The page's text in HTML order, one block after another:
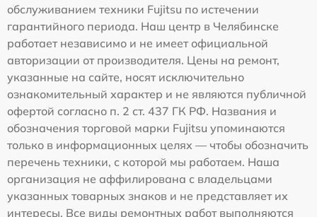
обслуживанием техники Fujitsu по истечении
гарантийного периода. Наш центр в Челябинске
работает независимо и не имеет официальной
авторизации от производителя. Цены на ремонт,
указанные на сайте, носят исключительно
ознакомительный характер и не являются публичной
офертой согласно п. 2 ст. 437 ГК РФ. Названия и
обозначения торговой марки Fujitsu упоминаются
только в информационных целях — чтобы обозначить
перечень техники, с которой мы работаем. Наша
организация не аффилирована с владельцами
указанных товарных знаков и не представляет их
интересы. Все виды ремонтных работ выполняются